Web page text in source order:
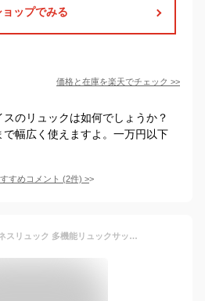
ョップでみる
価格と在庫を楽天でチェック >>
のリュックは如何でしょうか？
で幅広く使えますよ。一万円以下
すめコメント (2件) >
リュック メンズ ビジネスリュック 多機能リュックサック 男性 メンズリュック ビジネス Ocosa 大容量 防水 撥水 3WAY 軽量 USBポート 充電 多機能リュック 通勤 通学 出張 おしゃれ 人気 耐衝撃 PC A4対応 キャリー付き 黒